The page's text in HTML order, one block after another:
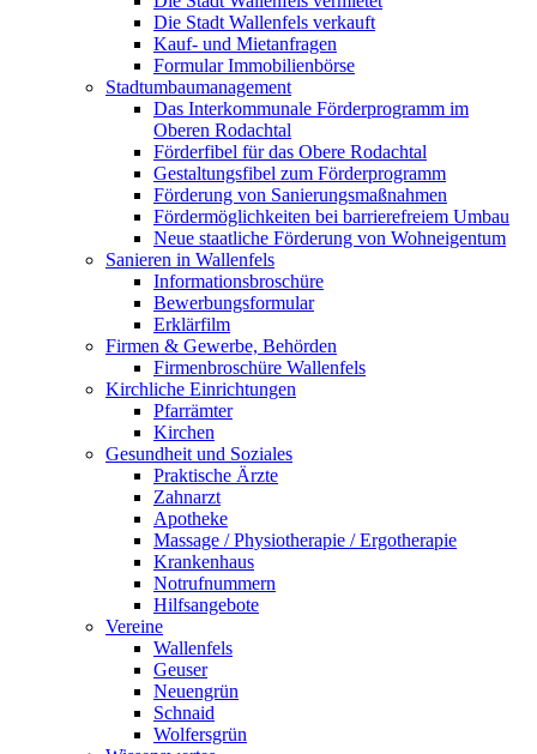
Die Stadt Wallenfels verkauft
Kauf- und Mietanfragen
Formular Immobilienbörse
Stadtumbaumanagement
Das Interkommunale Förderprogramm im
Oberen Rodachtal
Förderfibel für das Obere Rodachtal
Gestaltungsfibel zum Förderprogramm
Förderung von Sanierungsmaßnahmen
Fördermöglichkeiten bei barrierefreiem Umbau
Neue staatliche Förderung von Wohneigentum
Sanieren in Wallenfels
Informationsbroschüre
Bewerbungsformular
Erklärfilm
Firmen & Gewerbe, Behörden
Firmenbroschüre Wallenfels
Kirchliche Einrichtungen
Pfarrämter
Kirchen
Gesundheit und Soziales
Praktische Ärzte
Zahnarzt
Apotheke
Massage / Physiotherapie / Ergotherapie
Krankenhaus
Notrufnummern
Hilfsangebote
Vereine
Wallenfels
Geuser
Neuengrün
Schnaid
Wolfersgrün